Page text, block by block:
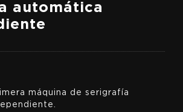
automática
máquina de serigrafía